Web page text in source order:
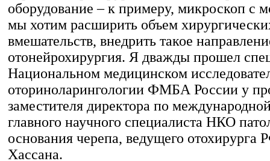
оборудование – к примеру, микроскоп с
мы хотим расширить объем
вмешательств, внедрить такое
отонейрохирургия. Я дважды прошел
Национальном медицинском
оториноларингологии ФМБА России у
заместителя директора по
главного научного специалиста НКО
основания черепа, ведущего отохирурга
Хассана.